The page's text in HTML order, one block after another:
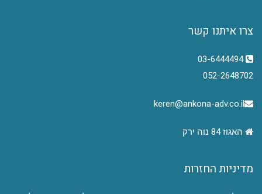
צרו איתנו קשר
03-6444494
052-2648702
keren@ankona-adv.co.il
האגוז 84 נוה ירק
מדיניות החזרות